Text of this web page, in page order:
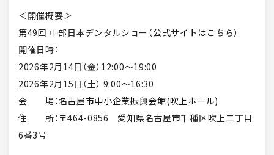
＜開催概要＞
第49回 中部日本デンタルショー（公式サイトはこちら）
開催日時：
2026年2月14日（金）12:00〜19:00
2026年2月15日（土） 9:00〜16:30
会 場：名古屋市中小企業振興会館(吹上ホール)
住 所：〒464-0856 愛知県名古屋市千種区吹上二丁目
6番3号